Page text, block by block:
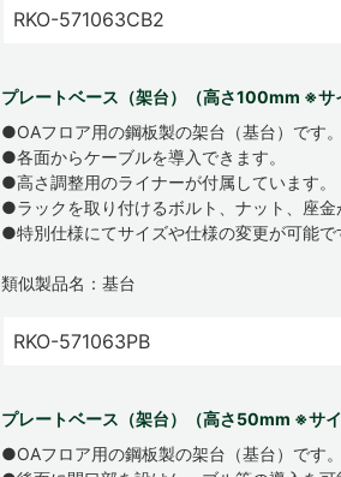
RKO-571063CB2
プレートベース（架台）（高さ100mm ※サ
●OAフロア用の鋼板製の架台（基台）です。
●各面からケーブルを導入できます。
●高さ調整用のライナーが付属しています。
●ラックを取り付けるボルト、ナット、座金
●特別仕様にてサイズや仕様の変更が可能で
類似製品名：基台
RKO-571063PB
プレートベース（架台）（高さ50mm ※サ
●OAフロア用の鋼板製の架台（基台）です。